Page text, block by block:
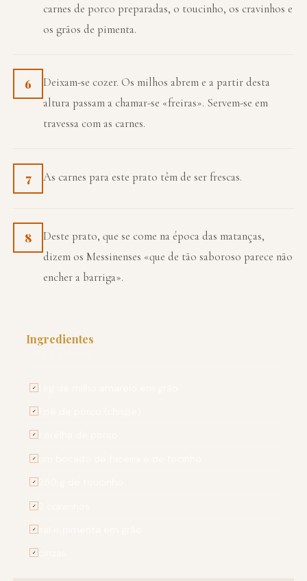
carnes de porco preparadas, o toucinho, os cravinhos e
os grãos de pimenta.
6
Deixam-se cozer. Os milhos abrem e a partir desta
altura passam a chamar-se «freiras». Servem-se em
travessa com as carnes.
7 As carnes para este prato têm de ser frescas.
8
Deste prato, que se come na época das matanças,
dizem os Messinenses «que de tão saboroso parece não
encher a barriga».
Ingredientes
✓
✓
✓
✓
✓
✓
✓
✓